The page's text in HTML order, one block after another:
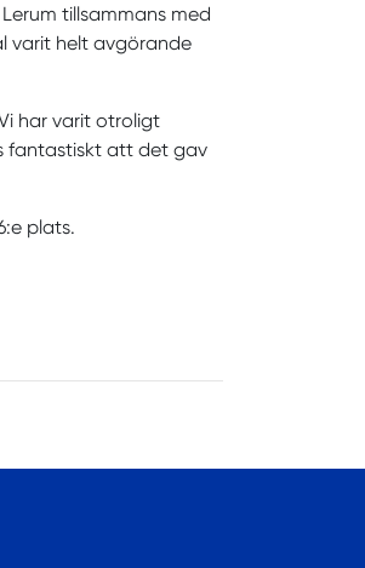
tillsammans med
varit helt avgörande
har varit otroligt
fantastiskt att det gav
plats.